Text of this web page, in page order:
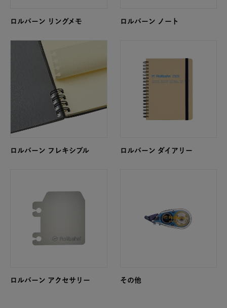
ロルバーン リングメモ ロルバーン ノート
ロルバーン フレキシブル ロルバーン ダイアリー
ロルバーン アクセサリー その他